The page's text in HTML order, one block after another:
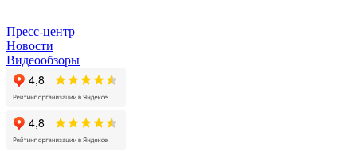
Пресс-центр
Новости
Видеообзоры